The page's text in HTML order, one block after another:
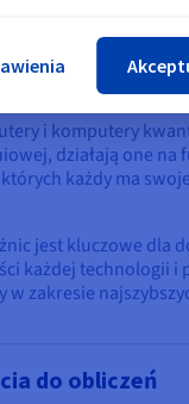
vs.
i komputery
działają one na
każdy ma
jest kluczowe dla
każdej technologii i
w zakresie
do obliczeń